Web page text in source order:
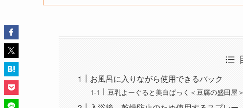
お風呂に入りながら使用できるパック
豆乳よーぐると美白ぱっく＜豆腐の盛田屋＞